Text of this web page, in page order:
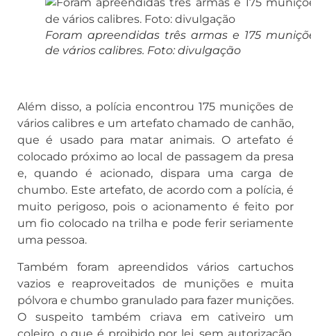
Foram apreendidas três armas e 175
de vários calibres. Foto: divulgação
Além disso, a polícia encontrou 175 munições de
vários calibres e um artefato chamado de canhão,
que é usado para matar animais. O artefato é
colocado próximo ao local de passagem da presa
e, quando é acionado, dispara uma carga de
chumbo. Este artefato, de acordo com a polícia, é
muito perigoso, pois o acionamento é feito por
um fio colocado na trilha e pode ferir seriamente
uma pessoa.
Também foram apreendidos vários cartuchos
vazios e reaproveitados de munições e muita
pólvora e chumbo granulado para fazer munições.
O suspeito também criava em cativeiro um
coleiro, o que é proibido por lei, sem autorização.